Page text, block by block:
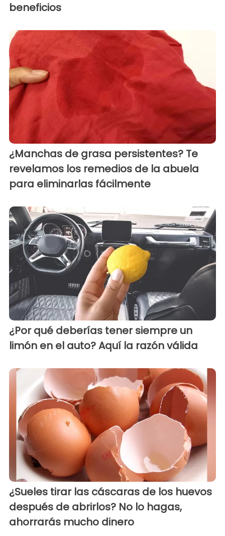
beneficios
¿Manchas de grasa persistentes? Te
revelamos los remedios de la abuela
para eliminarlas fácilmente
¿Por qué deberías tener siempre un
limón en el auto? Aquí la razón válida
¿Sueles tirar las cáscaras de los huevos
después de abrirlos? No lo hagas,
ahorrarás mucho dinero